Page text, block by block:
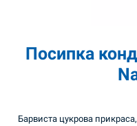
Посипка
Барвиста цукрова